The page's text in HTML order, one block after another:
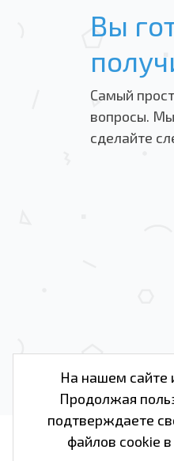
Вы
Самый
вопросы.
сделайте
На нашем сайте
Продолжая
подтверждаете
файлов cookie